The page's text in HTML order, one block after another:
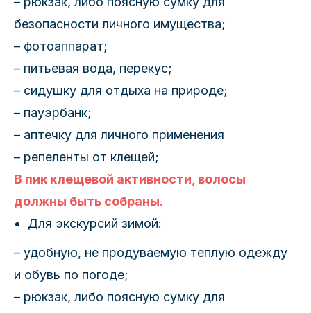
безопасности личного имущества;
– фотоаппарат;
– питьевая вода, перекус;
– сидушку для отдыха на природе;
– пауэрбанк;
– аптечку для личного применения
– репеленты от клещей;
В пик клещевой активности, волосы
должны быть собраны.
Для экскурсий зимой:
– удобную, не продуваемую теплую одежду
и обувь по погоде;
– рюкзак, либо поясную сумку для